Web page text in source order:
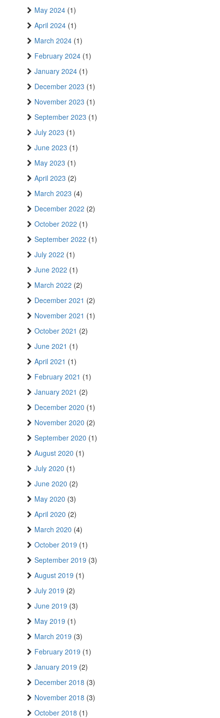
May 2024 (1)
April 2024 (1)
March 2024 (1)
February 2024 (1)
January 2024 (1)
December 2023 (1)
November 2023 (1)
September 2023 (1)
July 2023 (1)
June 2023 (1)
May 2023 (1)
April 2023 (2)
March 2023 (4)
December 2022 (2)
October 2022 (1)
September 2022 (1)
July 2022 (1)
June 2022 (1)
March 2022 (2)
December 2021 (2)
November 2021 (1)
October 2021 (2)
June 2021 (1)
April 2021 (1)
February 2021 (1)
January 2021 (2)
December 2020 (1)
November 2020 (2)
September 2020 (1)
August 2020 (1)
July 2020 (1)
June 2020 (2)
May 2020 (3)
April 2020 (2)
March 2020 (4)
October 2019 (1)
September 2019 (3)
August 2019 (1)
July 2019 (2)
June 2019 (3)
May 2019 (1)
March 2019 (3)
February 2019 (1)
January 2019 (2)
December 2018 (3)
November 2018 (3)
October 2018 (1)